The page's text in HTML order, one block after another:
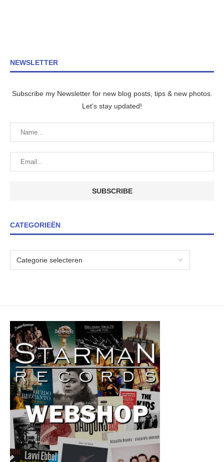
NEWSLETTER
Subscribe my Newsletter for new blog posts, tips & new photos.
Let's stay updated!
CATEGORIEËN